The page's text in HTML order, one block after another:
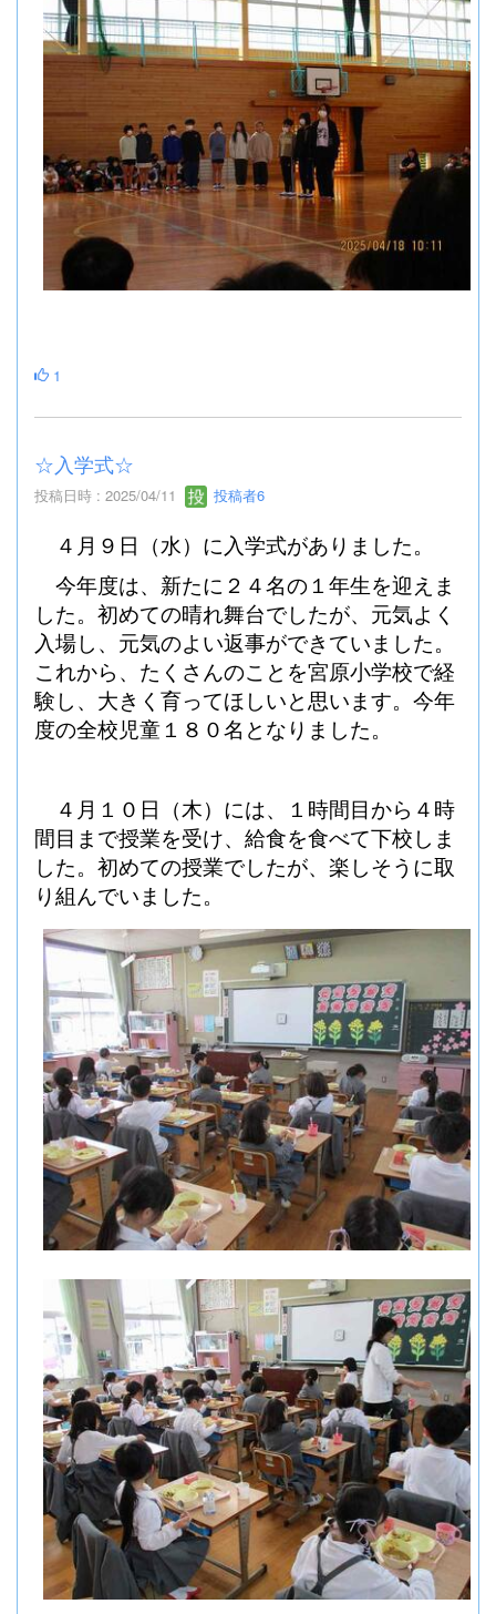
1
☆入学式☆
投稿日時 : 2025/04/11 投稿者6
４月９日（水）に入学式がありました。
今年度は、新たに２４名の１年生を迎えま
した。初めての晴れ舞台でしたが、元気よく
入場し、元気のよい返事ができていました。
これから、たくさんのことを宮原小学校で経
験し、大きく育ってほしいと思います。今年
度の全校児童１８０名となりました。
４月１０日（木）には、１時間目から４時
間目まで授業を受け、給食を食べて下校しま
した。初めての授業でしたが、楽しそうに取
り組んでいました。